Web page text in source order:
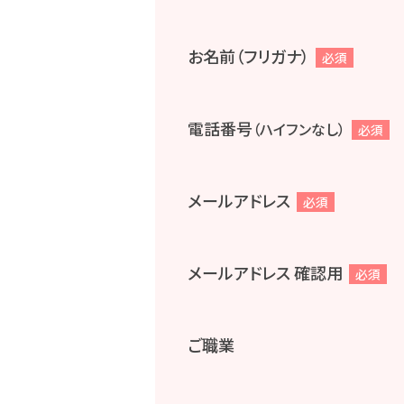
お名前（フリガナ） 必須
電話番号 （ハイフンなし） 必須
メールアドレス 必須
メールアドレス 確認用 必須
ご職業